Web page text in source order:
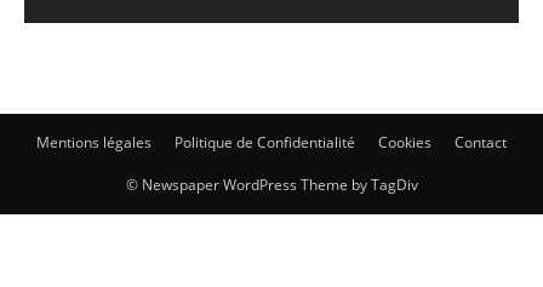
Mentions légales Politique de Confidentialité Cookies Contact
© Newspaper WordPress Theme by TagDiv